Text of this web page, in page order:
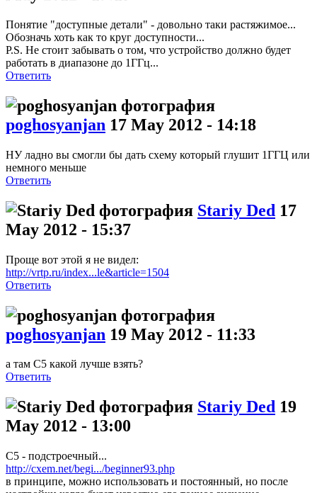
Понятие "доступные детали" - довольно таки растяжимое...
Обозначь хоть как то круг доступности...
P.S. Не стоит забывать о том, что устройство должно будет
работать в диапазоне до 1ГГц...
Ответить
poghosyanjan 17 May 2012 - 14:18
НУ ладно вы смогли бы дать схему который глушит 1ГГЦ или
немного меньше
Ответить
Stariy Ded 17
May 2012 - 15:37
Проще вот этой я не видел:
http://vrtp.ru/index...le&article=1504
Ответить
poghosyanjan 19 May 2012 - 11:33
а там C5 какой лучше взять?
Ответить
Stariy Ded 19
May 2012 - 13:00
С5 - подстроечный...
http://cxem.net/begi.../beginner93.php
в принципе, можно использовать и постоянный, но после